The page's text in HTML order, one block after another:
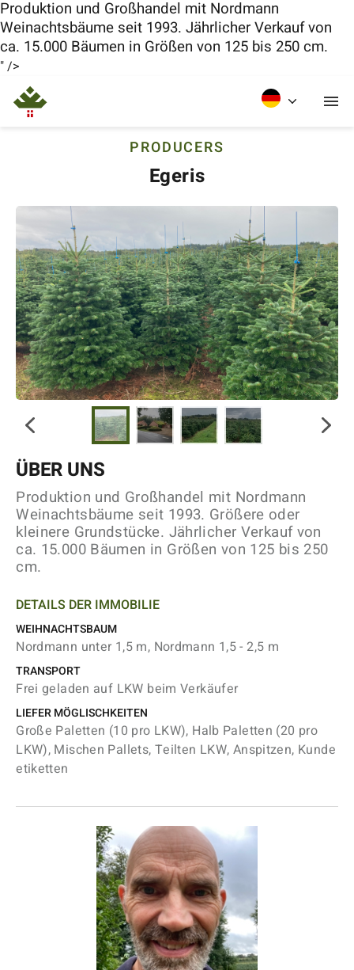
Produktion und Großhandel mit Nordmann
Weinachtsbäume seit 1993. Jährlicher Verkauf von
ca. 15.000 Bäumen in Größen von 125 bis 250 cm.
" />
PRODUCERS
Egeris
ÜBER UNS
Produktion und Großhandel mit Nordmann
Weinachtsbäume seit 1993. Größere oder
kleinere Grundstücke. Jährlicher Verkauf von
ca. 15.000 Bäumen in Größen von 125 bis 250
cm.
DETAILS DER IMMOBILIE
WEIHNACHTSBAUM
Nordmann unter 1,5 m, Nordmann 1,5 - 2,5 m
TRANSPORT
Frei geladen auf LKW beim Verkäufer
LIEFER MÖGLISCHKEITEN
Große Paletten (10 pro LKW), Halb Paletten (20 pro
LKW), Mischen Pallets, Teilten LKW, Anspitzen, Kunde
etiketten